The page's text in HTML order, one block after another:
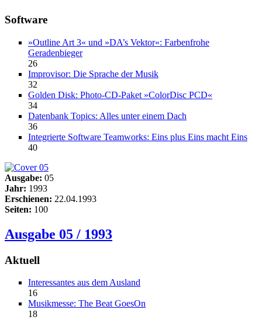
Software
»Outline Art 3« und »DA’s Vektor«: Farbenfrohe
Geradenbieger
26
Improvisor: Die Sprache der Musik
32
Golden Disk: Photo-CD-Paket »ColorDisc PCD«
34
Datenbank Topics: Alles unter einem Dach
36
Integrierte Software Teamworks: Eins plus Eins macht Eins
40
Ausgabe: 05
Jahr: 1993
Erschienen: 22.04.1993
Seiten: 100
Ausgabe 05 / 1993
Aktuell
Interessantes aus dem Ausland
16
Musikmesse: The Beat GoesOn
18